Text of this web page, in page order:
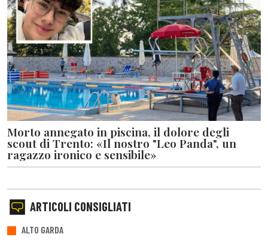
Morto annegato in piscina, il dolore degli
scout di Trento: «Il nostro "Leo Panda", un
ragazzo ironico e sensibile»
ARTICOLI CONSIGLIATI
ALTO GARDA